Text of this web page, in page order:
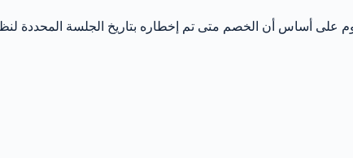
على أساس أن الخصم متى تم إخطاره بتاريخ الجلسة المحددة